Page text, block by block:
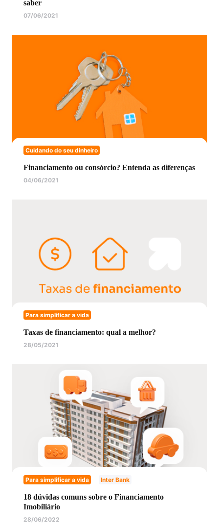
saber
07/06/2021
Cuidando do seu dinheiro
Financiamento ou consórcio? Entenda as diferenças
04/06/2021
Para simplificar a vida
Taxas de financiamento: qual a melhor?
28/05/2021
Para simplificar a vida Inter Bank
18 dúvidas comuns sobre o Financiamento
Imobiliário
28/06/2022